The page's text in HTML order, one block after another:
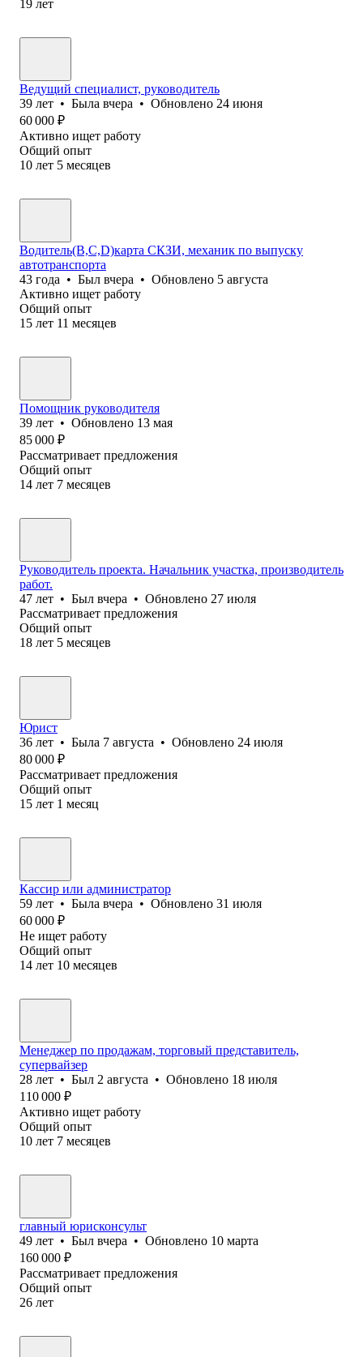
19 лет
Ведущий специалист, руководитель
39 лет • Была вчера • Обновлено 24 июня
60 000 ₽
Активно ищет работу
Общий опыт
10 лет 5 месяцев
Водитель(B,C,D)карта СКЗИ, механик по выпуску
автотранспорта
43 года • Был вчера • Обновлено 5 августа
Активно ищет работу
Общий опыт
15 лет 11 месяцев
Помощник руководителя
39 лет • Обновлено 13 мая
85 000 ₽
Рассматривает предложения
Общий опыт
14 лет 7 месяцев
Руководитель проекта. Начальник участка, производитель
работ.
47 лет • Был вчера • Обновлено 27 июля
Рассматривает предложения
Общий опыт
18 лет 5 месяцев
Юрист
36 лет • Была 7 августа • Обновлено 24 июля
80 000 ₽
Рассматривает предложения
Общий опыт
15 лет 1 месяц
Кассир или администратор
59 лет • Была вчера • Обновлено 31 июля
60 000 ₽
Не ищет работу
Общий опыт
14 лет 10 месяцев
Менеджер по продажам, торговый представитель,
супервайзер
28 лет • Был 2 августа • Обновлено 18 июля
110 000 ₽
Активно ищет работу
Общий опыт
10 лет 7 месяцев
главный юрисконсульт
49 лет • Был вчера • Обновлено 10 марта
160 000 ₽
Рассматривает предложения
Общий опыт
26 лет